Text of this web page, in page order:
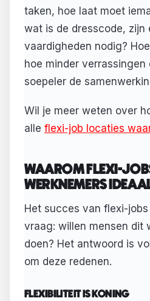
taken, hoe laat moet
wat is de dresscode, zijn
vaardigheden nodig?
hoe minder verrassingen
soepeler de
Wil je meer weten over
alle flexi-job locaties
WAAROM FLEXI-
WERKNEMERS
Het succes van flexi-
vraag: willen mensen dit
doen? Het antwoord is
om deze redenen.
FLEXIBILITEIT IS KONING